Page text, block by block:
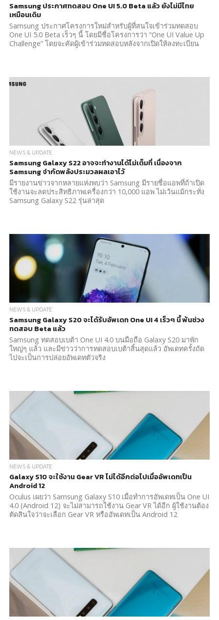
Samsung ประกาศทดสอบ One UI 5.0 Beta แล้ว ยังไม่มีไทย
เหมือนเดิม
Samsung ประกาศโครงการใหม่สำหรับผู้ที่สนใจเข้าร่วมทดสอบ
One UI 5.0 Beta เร็วๆ นี้ โดยมีชื่อโครงการว่า “One UI Value Up
Challenge” โดยจะคัดผู้เข้าร่วมทดสอบหลังจากเปิดให้ลงทะเบียน
NEWS & UPDATE
Samsung Galaxy S22 อาจจะทำงานได้ไม่เต็มที่ เนื่องจาก
Samsung จำกัดพลังประมวลผลเอาไว้
มีรายงานข่าวจากหลายแห่งพบว่า Samsung มีรายชื่อแอพที่ถ้าเปิด
ใช้งานจะลดประสิทธิภาพเครื่องกว่า 10,000 แอพ ไม่เว้นแม้กระทั่ง
Samsung Galaxy S22 รุ่นล่าสุด
NEWS & UPDATE
Samsung Galaxy S20 จะได้รับอัพเดท One UI 4 เร็วๆ นี้ พ้นช่วง
ทดสอบ Beta แล้ว
Samsung ทดสอบเบต้า One UI 4.0 บนมือถือ Galaxy S20 มาพัก
ใหญ่ๆ แล้ว และมีข่าวว่าการทดสอบเบต้าสิ้นสุดแล้ว อัพเดทครั้งถัด
ไปจะเป็นการปล่อยอัพเดทตัวจริง
NEWS & UPDATE
Galaxy S10 จะใช้งาน Gear VR ไม่ได้อีกต่อไปเมื่ออัพเดทเป็น
Android 12
Oculus เผยว่า Samsung Galaxy S10 เมื่อทำการอัพเดทเป็น One UI
4.0 (Android 12) จะไม่สามารถใช้งาน Gear VR ได้อีก ผู้ใช้งานต้อง
ตัดสินใจว่าจะเลือก Gear VR หรืออัพเดทเป็น Android 12